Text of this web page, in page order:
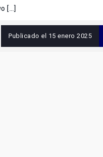
[…]
Publicado el 15 enero 2025